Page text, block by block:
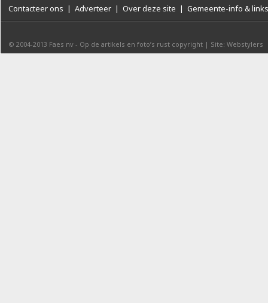
Contacteer ons | Adverteer | Over deze site | Gemeente-info & links
© 2004-2013 Faes nv - Op de artikels en foto’s rust copyright | Site: Webstylers